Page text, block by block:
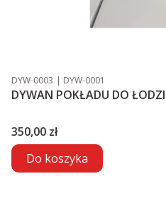
Kod produktu
DYW-0003 Kod producenta
DYW-0001
DYWAN POKŁADU DO
Cena
350,00 zł
Do koszyka